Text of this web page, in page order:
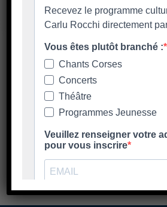
En savoir plus
SEGUITATE CI NANTA
SUCIALE - SUIVEZ-
LES RÉSEAUX